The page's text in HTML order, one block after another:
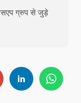
ग्रुप से जुड़े